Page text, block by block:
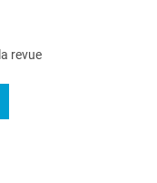
revue